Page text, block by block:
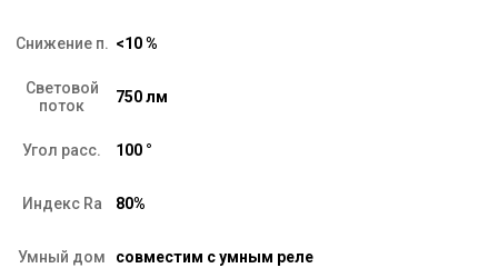
Снижение п. <10 %
Световой
поток
750 лм
Угол расс. 100 °
Индекс Ra 80%
Умный дом совместим с умным реле